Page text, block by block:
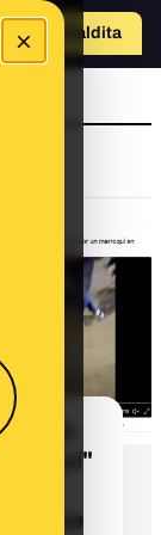
×
Hazte Maldita
sido
que